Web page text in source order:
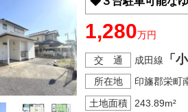
1,280万円
交 通 成田線 「
所在地
印旛郡栄町
土地面積
243.89m²